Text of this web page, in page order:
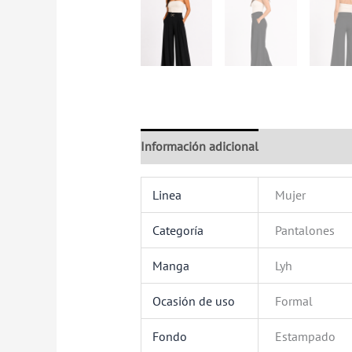
Información adicional
Linea Mujer
Categoría Pantalones
Manga Lyh
Ocasión de uso Formal
Fondo Estampado